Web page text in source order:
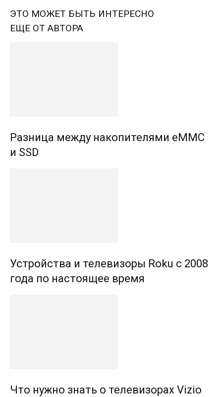
ЭТО МОЖЕТ БЫТЬ ИНТЕРЕСНО
ЕЩЕ ОТ АВТОРА
Разница между накопителями eMMC
и SSD
Устройства и телевизоры Roku с 2008
года по настоящее время
Что нужно знать о телевизорах Vizio